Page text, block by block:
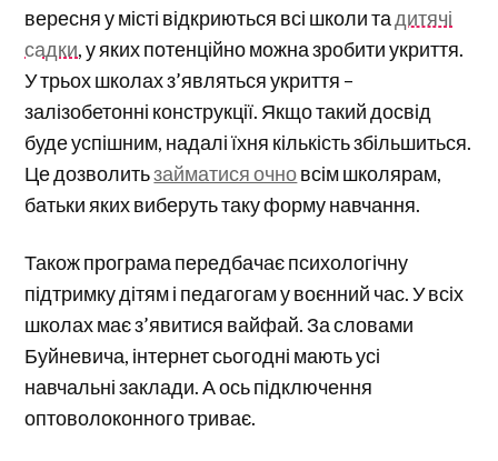
вересня у місті відкриються всі школи тадитячі
садки, у яких потенційно можна зробити укриття.
У трьох школах з’являться укриття –
залізобетонні конструкції. Якщо такий досвід
буде успішним, надалі їхня кількість збільшиться.
Це дозволитьзайматися очновсім школярам,
батьки яких виберуть таку форму навчання.
Також програма передбачає психологічну
підтримку дітям і педагогам у воєнний час. У всіх
школах має з’явитися вайфай. За словами
Буйневича, інтернет сьогодні мають усі
навчальні заклади. А ось підключення
оптоволоконного триває.